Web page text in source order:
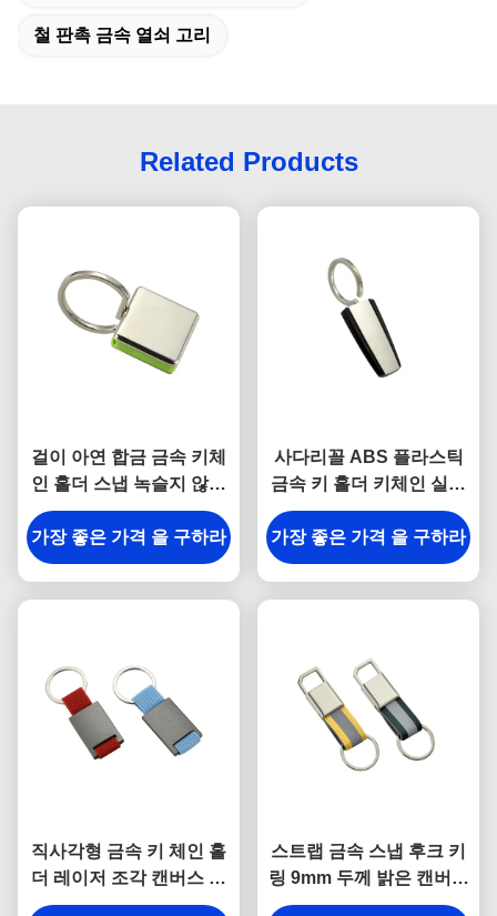
철 판촉 금속 열쇠 고리
Related Products
걸이 아연 합금 금속 키체
인 홀더 스냅 녹슬지 않는
새겨진 금속 열쇠 고리
가장 좋은 가격 을 구하라
사다리꼴 ABS 플라스틱
금속 키 홀더 키체인 실버
전기도금
가장 좋은 가격 을 구하라
직사각형 금속 키 체인 홀
더 레이저 조각 캔버스 기
념품 선물
스트랩 금속 스냅 후크 키
링 9mm 두께 밝은 캔버스
키 홀더 기념품